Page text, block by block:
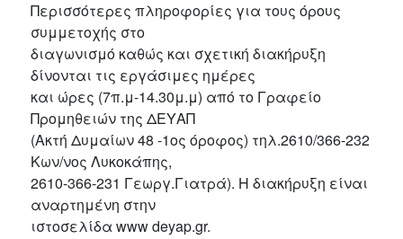
Περισσότερες πληροφορίες για τους όρους
συμμετοχής στο
διαγωνισμό καθώς και σχετική διακήρυξη
δίνονται τις εργάσιμες ημέρες
και ώρες (7π.μ-14.30μ.μ) από το Γραφείο
Προμηθειών της ΔΕΥΑΠ
(Ακτή Δυμαίων 48 -1ος όροφος) τηλ.2610/366-232
Κων/νος Λυκοκάπης,
2610-366-231 Γεωργ.Γιατρά). Η διακήρυξη είναι
αναρτημένη στην
ιστοσελίδα www deyap.gr.